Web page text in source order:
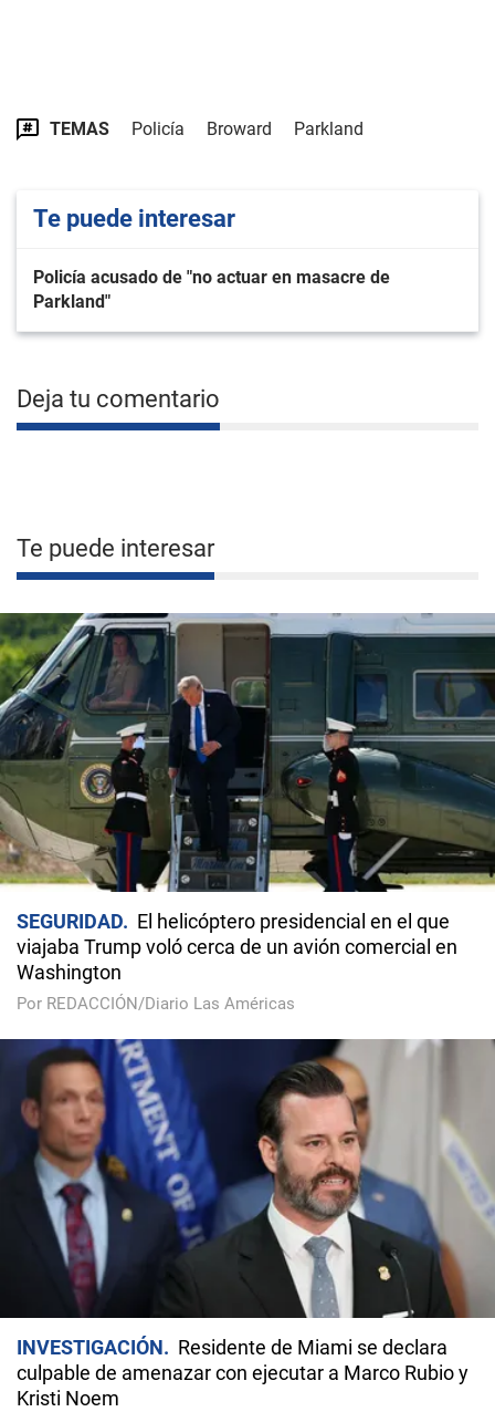
TEMAS Policía Broward Parkland
Te puede interesar
Policía acusado de "no actuar en masacre de
Parkland"
Deja tu comentario
Te puede interesar
SEGURIDAD
El helicóptero presidencial en el que
viajaba Trump voló cerca de un avión comercial en
Washington
Por REDACCIÓN/Diario Las Américas
INVESTIGACIÓN
Residente de Miami se declara
culpable de amenazar con ejecutar a Marco Rubio y
Kristi Noem